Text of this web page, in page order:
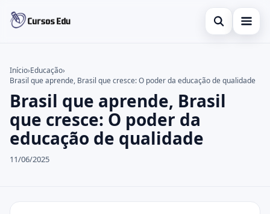
Abrir busca
Inglês
espanhol
Buscar no site
Buscar por:
Pressione Enter para buscar ou ESC para fechar.
Início›Educação›
Brasil que aprende, Brasil que cresce: O poder da educação de qualidade
Brasil que aprende, Brasil
que cresce: O poder da
educação de qualidade
11/06/2025